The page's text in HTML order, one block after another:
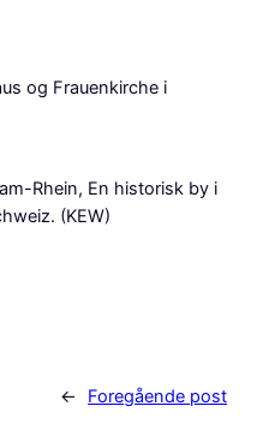
og Frauenkirche i
Rhein, En historisk by i
(KEW)
←
Foregående post